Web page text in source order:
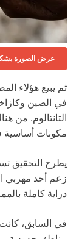
عرض الصورة
ثم يبيع هؤلاء
في الصين
التانتالوم. من
مكونات أساسية
يطرح التحقيق
زعم أحد مهربي
دراية كاملة
في السابق، كانت